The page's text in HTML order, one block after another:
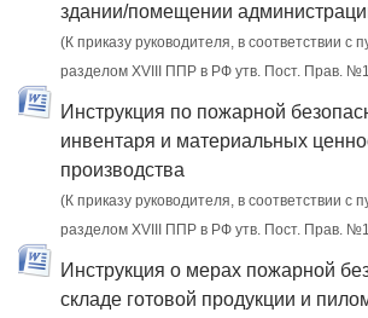
здании/помещении
(К приказу руководителя, в соответствии с
разделом XVIII ППР в РФ утв. Пост. Прав.
Инструкция по пожарной
инвентаря и материальных
производства
(К приказу руководителя, в соответствии с
разделом XVIII ППР в РФ утв. Пост. Прав.
Инструкция о мерах пожарной
складе готовой продукции и